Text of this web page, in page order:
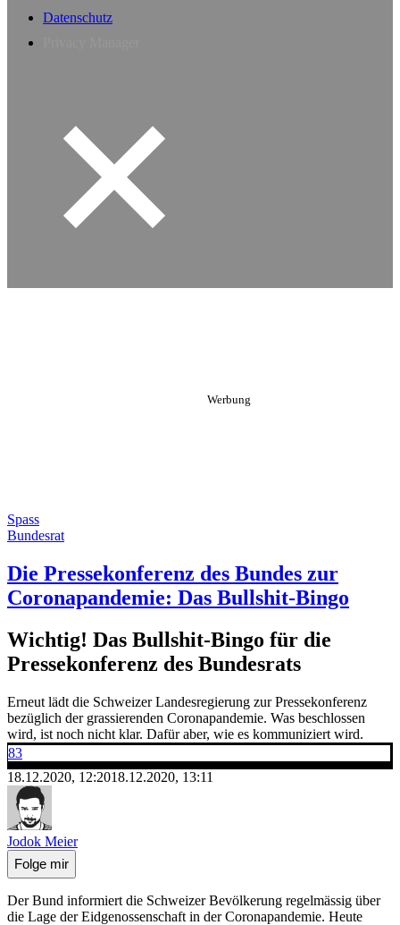
Datenschutz
Spass
Bundesrat
Die Pressekonferenz des Bundes zur
Coronapandemie: Das Bullshit-Bingo
Wichtig! Das Bullshit-Bingo für die
Pressekonferenz des Bundesrats
Erneut lädt die Schweizer Landesregierung zur Pressekonferenz
bezüglich der grassierenden Coronapandemie. Was beschlossen
wird, ist noch nicht klar. Dafür aber, wie es kommuniziert wird.
83
18.12.2020, 12:2018.12.2020, 13:11
Jodok Meier
Folge mir
Der Bund informiert die Schweizer Bevölkerung regelmässig über
die Lage der Eidgenossenschaft in der Coronapandemie. Heute